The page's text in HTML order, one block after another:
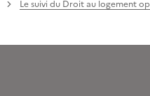
Le suivi du Droit au logement